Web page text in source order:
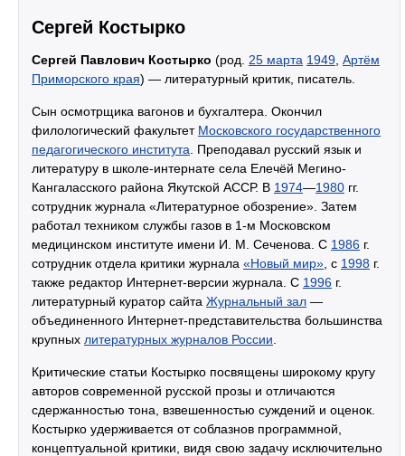
Сергей Костырко
Сергей Павлович Костырко (род. 25 марта 1949 Артём
Приморского края) — литературный критик, писатель.
Сын осмотрщика вагонов и бухгалтера. Окончил
филологический факультет Московского государственного
педагогического института . Преподавал русский язык и
литературу в школе-интернате села Елечёй Мегино-
Кангаласского района Якутской АССР. В 1974—1980 гг.
сотрудник журнала «Литературное обозрение». Затем
работал техником службы газов в 1-м Московском
медицинском институте имени И. М. Сеченова. С 1986 г.
сотрудник отдела критики журнала «Новый мир» , с 1998 г.
также редактор Интернет-версии журнала. С 1996 г.
литературный куратор сайта Журнальный зал —
объединенного Интернет-представительства большинства
крупных литературных журналов России
Критические статьи Костырко посвящены широкому кругу
авторов современной русской прозы и отличаются
сдержанностью тона, взвешенностью суждений и оценок.
Костырко удерживается от соблазнов программной,
концептуальной критики, видя свою задачу исключительно